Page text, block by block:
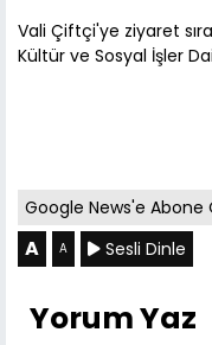
Vali Çiftçi'ye ziyaret
Kültür ve Sosyal İşler
Google News'e Abone
A A Sesli Dinle
Yorum Yaz